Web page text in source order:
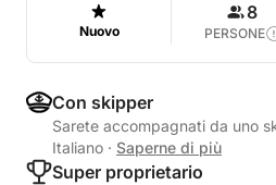
Nuovo
8
PERSONE
Con skipper
Sarete accompagnati da uno
Italiano · Saperne di più
Super proprietario